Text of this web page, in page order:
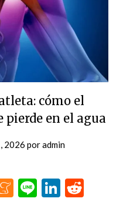
cómo el
pierde en el agua
2026 poradmin
Meneame
Line